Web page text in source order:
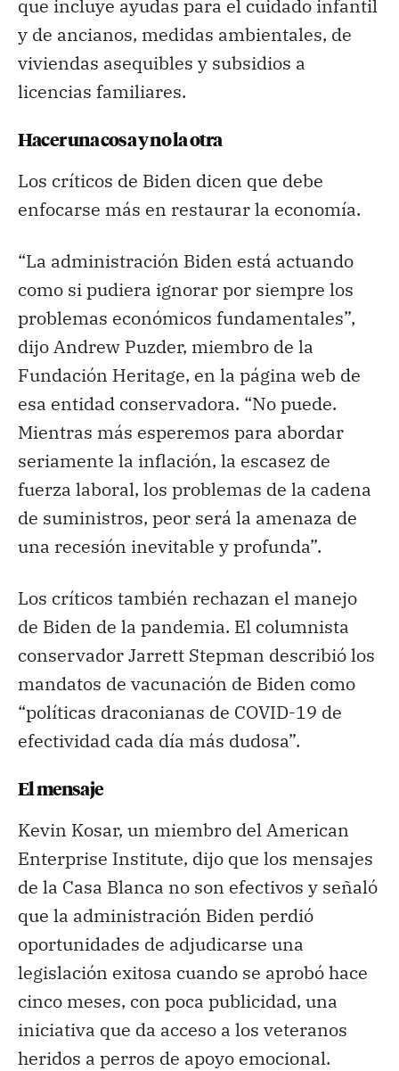
que incluye ayudas para el cuidado infantil
y de ancianos, medidas ambientales, de
viviendas asequibles y subsidios a
licencias familiares.
Hacer una cosa y no la otra
Los críticos de Biden dicen que debe
enfocarse más en restaurar la economía.
“La administración Biden está actuando
como si pudiera ignorar por siempre los
problemas económicos fundamentales”,
dijo Andrew Puzder, miembro de la
Fundación Heritage, en la página web de
esa entidad conservadora. “No puede.
Mientras más esperemos para abordar
seriamente la inflación, la escasez de
fuerza laboral, los problemas de la cadena
de suministros, peor será la amenaza de
una recesión inevitable y profunda”.
Los críticos también rechazan el manejo
de Biden de la pandemia. El columnista
conservador Jarrett Stepman describió los
mandatos de vacunación de Biden como
“políticas draconianas de COVID-19 de
efectividad cada día más dudosa”.
El mensaje
Kevin Kosar, un miembro del American
Enterprise Institute, dijo que los mensajes
de la Casa Blanca no son efectivos y señaló
que la administración Biden perdió
oportunidades de adjudicarse una
legislación exitosa cuando se aprobó hace
cinco meses, con poca publicidad, una
iniciativa que da acceso a los veteranos
heridos a perros de apoyo emocional.